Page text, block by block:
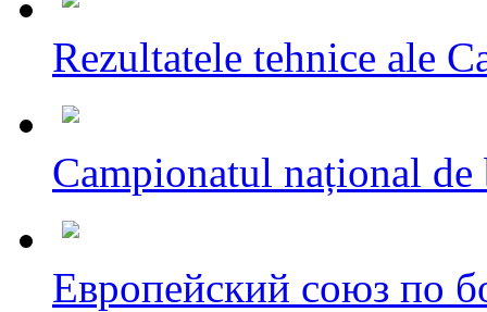
Rezultatele tehnice ale
Campionatul național
Европейский союз по